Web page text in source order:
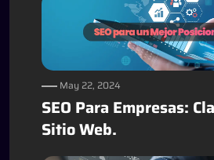
May 22, 2024
SEO Para Empresas:
Sitio Web.